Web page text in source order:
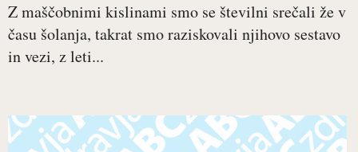
Z maščobnimi kislinami smo se številni srečali že v
času šolanja, takrat smo raziskovali njihovo sestavo
in vezi, z leti...